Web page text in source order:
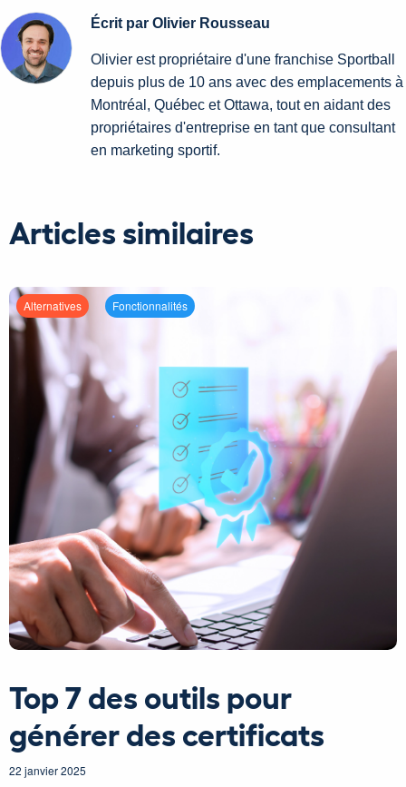
Écrit par Olivier Rousseau
Olivier est propriétaire d'une franchise Sportball
depuis plus de 10 ans avec des emplacements à
Montréal, Québec et Ottawa, tout en aidant des
propriétaires d'entreprise en tant que consultant
en marketing sportif.
Articles similaires
Alternatives Fonctionnalités
Top 7 des outils pour
générer des certificats
22 janvier 2025